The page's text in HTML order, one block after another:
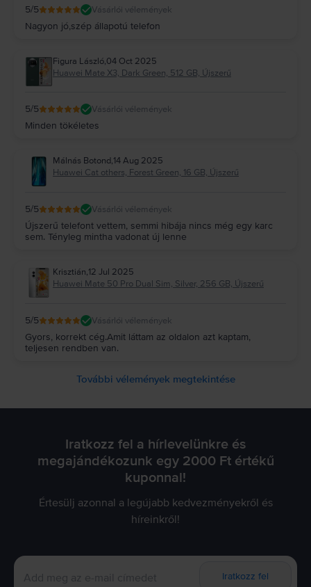
5/5 Vásárlói vélemények
Nagyon jó,szép állapotú telefon
Figura László,04 Oct 2025
Huawei Mate X3, Dark Green, 512 GB, Újszerű
5/5 Vásárlói vélemények
Minden tökéletes
Málnás Botond,14 Aug 2025
Huawei Cat others, Forest Green, 16 GB, Újszerű
5/5 Vásárlói vélemények
Újszerű telefont vettem, semmi hibája nincs még egy karc
sem. Tényleg mintha vadonat új lenne
Krisztián,12 Jul 2025
Huawei Mate 50 Pro Dual Sim, Silver, 256 GB, Újszerű
5/5 Vásárlói vélemények
Gyors, korrekt cég.Amit láttam az oldalon azt kaptam,
teljesen rendben van.
További vélemények megtekintése
Iratkozz fel a hírlevelünkre és
megajándékozunk egy 2000 Ft értékű
kuponnal!
Értesülj azonnal a legújabb kedvezményekről és
híreinkről!
Iratkozz fel